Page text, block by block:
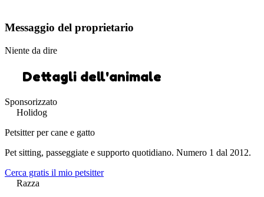
Messaggio del proprietario
Niente da dire
Dettagli dell'animale
Sponsorizzato
Holidog
Petsitter per cane e gatto
Pet sitting, passeggiate e supporto quotidiano. Numero 1 dal 2012.
Cerca gratis il mio petsitter
Razza